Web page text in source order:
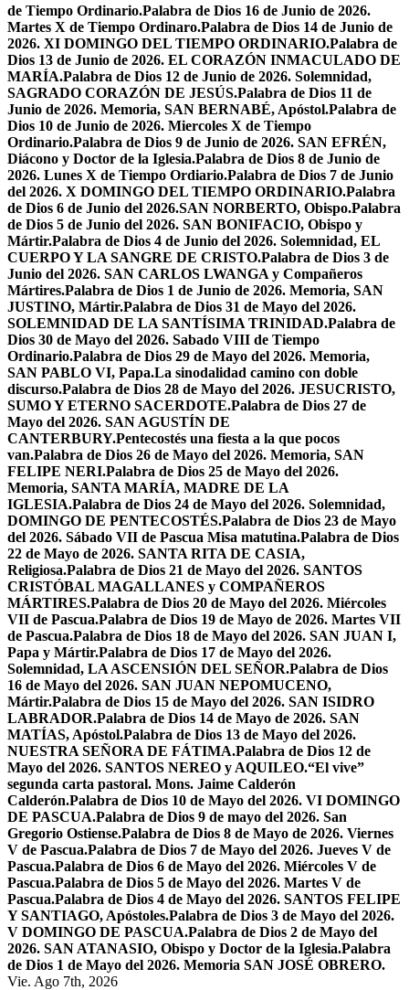
de Tiempo Ordinario.Palabra de Dios 16 de Junio de 2026.
Martes X de Tiempo Ordinaro.Palabra de Dios 14 de Junio de
2026. XI DOMINGO DEL TIEMPO ORDINARIO.Palabra de
Dios 13 de Junio de 2026. EL CORAZÓN INMACULADO DE
MARÍA.Palabra de Dios 12 de Junio de 2026. Solemnidad,
SAGRADO CORAZÓN DE JESÚS.Palabra de Dios 11 de
Junio de 2026. Memoria, SAN BERNABÉ, Apóstol.Palabra de
Dios 10 de Junio de 2026. Miercoles X de Tiempo
Ordinario.Palabra de Dios 9 de Junio de 2026. SAN EFRÉN,
Diácono y Doctor de la Iglesia.Palabra de Dios 8 de Junio de
2026. Lunes X de Tiempo Ordiario.Palabra de Dios 7 de Junio
del 2026. X DOMINGO DEL TIEMPO ORDINARIO.Palabra
de Dios 6 de Junio del 2026.SAN NORBERTO, Obispo.Palabra
de Dios 5 de Junio del 2026. SAN BONIFACIO, Obispo y
Mártir.Palabra de Dios 4 de Junio del 2026. Solemnidad, EL
CUERPO Y LA SANGRE DE CRISTO.Palabra de Dios 3 de
Junio del 2026. SAN CARLOS LWANGA y Compañeros
Mártires.Palabra de Dios 1 de Junio de 2026. Memoria, SAN
JUSTINO, Mártir.Palabra de Dios 31 de Mayo del 2026.
SOLEMNIDAD DE LA SANTÍSIMA TRINIDAD.Palabra de
Dios 30 de Mayo del 2026. Sabado VIII de Tiempo
Ordinario.Palabra de Dios 29 de Mayo del 2026. Memoria,
SAN PABLO VI, Papa.La sinodalidad camino con doble
discurso.Palabra de Dios 28 de Mayo del 2026. JESUCRISTO,
SUMO Y ETERNO SACERDOTE.Palabra de Dios 27 de
Mayo del 2026. SAN AGUSTÍN DE
CANTERBURY.Pentecostés una fiesta a la que pocos
van.Palabra de Dios 26 de Mayo del 2026. Memoria, SAN
FELIPE NERI.Palabra de Dios 25 de Mayo del 2026.
Memoria, SANTA MARÍA, MADRE DE LA
IGLESIA.Palabra de Dios 24 de Mayo del 2026. Solemnidad,
DOMINGO DE PENTECOSTÉS.Palabra de Dios 23 de Mayo
del 2026. Sábado VII de Pascua Misa matutina.Palabra de Dios
22 de Mayo de 2026. SANTA RITA DE CASIA,
Religiosa.Palabra de Dios 21 de Mayo del 2026. SANTOS
CRISTÓBAL MAGALLANES y COMPAÑEROS
MÁRTIRES.Palabra de Dios 20 de Mayo del 2026. Miércoles
VII de Pascua.Palabra de Dios 19 de Mayo de 2026. Martes VII
de Pascua.Palabra de Dios 18 de Mayo del 2026. SAN JUAN I,
Papa y Mártir.Palabra de Dios 17 de Mayo del 2026.
Solemnidad, LA ASCENSIÓN DEL SEÑOR.Palabra de Dios
16 de Mayo del 2026. SAN JUAN NEPOMUCENO,
Mártir.Palabra de Dios 15 de Mayo del 2026. SAN ISIDRO
LABRADOR.Palabra de Dios 14 de Mayo de 2026. SAN
MATÍAS, Apóstol.Palabra de Dios 13 de Mayo del 2026.
NUESTRA SEÑORA DE FÁTIMA.Palabra de Dios 12 de
Mayo del 2026. SANTOS NEREO y AQUILEO.“El vive”
segunda carta pastoral. Mons. Jaime Calderón
Calderón.Palabra de Dios 10 de Mayo del 2026. VI DOMINGO
DE PASCUA.Palabra de Dios 9 de mayo del 2026. San
Gregorio Ostiense.Palabra de Dios 8 de Mayo de 2026. Viernes
V de Pascua.Palabra de Dios 7 de Mayo del 2026. Jueves V de
Pascua.Palabra de Dios 6 de Mayo del 2026. Miércoles V de
Pascua.Palabra de Dios 5 de Mayo del 2026. Martes V de
Pascua.Palabra de Dios 4 de Mayo del 2026. SANTOS FELIPE
Y SANTIAGO, Apóstoles.Palabra de Dios 3 de Mayo del 2026.
V DOMINGO DE PASCUA.Palabra de Dios 2 de Mayo del
2026. SAN ATANASIO, Obispo y Doctor de la Iglesia.Palabra
de Dios 1 de Mayo del 2026. Memoria SAN JOSÉ OBRERO.
Vie. Ago 7th, 2026